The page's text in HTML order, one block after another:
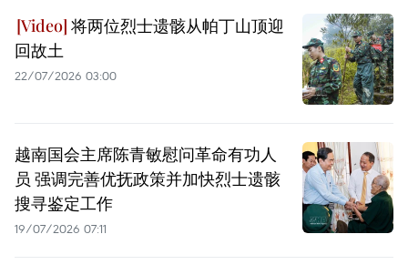
将两位烈士遗骸从帕丁山顶迎
回故土
22/07/2026 03:00
越南国会主席陈青敏慰问革命有功人
员 强调完善优抚政策并加快烈士遗骸
搜寻鉴定工作
19/07/2026 07:11